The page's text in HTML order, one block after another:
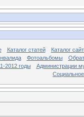
Каталог статей
Каталог
Фотоальбомы
2012 годы
Администрации